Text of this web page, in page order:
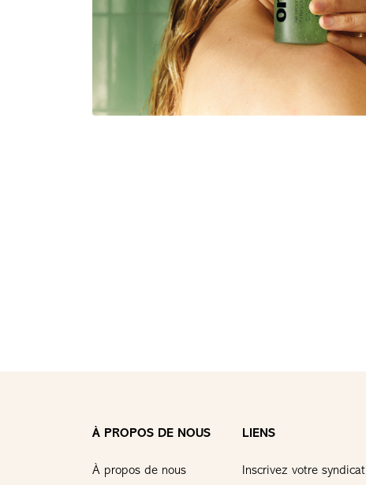
À PROPOS DE NOUS
À propos de nous
LIENS
Inscrivez votre syndicat